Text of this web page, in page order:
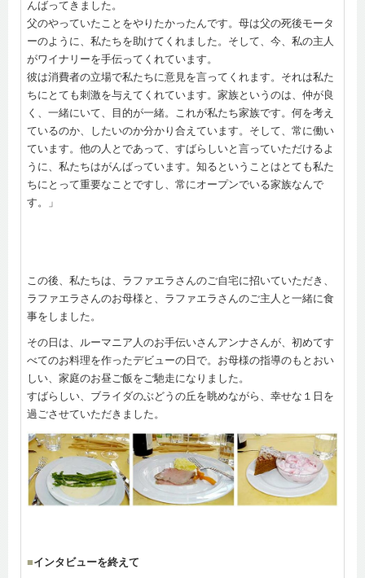
んばってきました。
父のやっていたことをやりたかったんです。母は父の死後モータ
ーのように、私たちを助けてくれました。そして、今、私の主人
がワイナリーを手伝ってくれています。
彼は消費者の立場で私たちに意見を言ってくれます。それは私た
ちにとても刺激を与えてくれています。家族というのは、仲が良
く、一緒にいて、目的が一緒。これが私たち家族です。何を考え
ているのか、したいのか分かり合えています。そして、常に働い
ています。他の人とであって、すばらしいと言っていただけるよ
うに、私たちはがんばっています。知るということはとても私た
ちにとって重要なことですし、常にオープンでいる家族なんで
す。」
この後、私たちは、ラファエラさんのご自宅に招いていただき、
ラファエラさんのお母様と、ラファエラさんのご主人と一緒に食
事をしました。
その日は、ルーマニア人のお手伝いさんアンナさんが、初めてす
べてのお料理を作ったデビューの日で。お母様の指導のもとおい
しい、家庭のお昼ご飯をご馳走になりました。
すばらしい、ブライダのぶどうの丘を眺めながら、幸せな１日を
過ごさせていただきました。
■インタビューを終えて